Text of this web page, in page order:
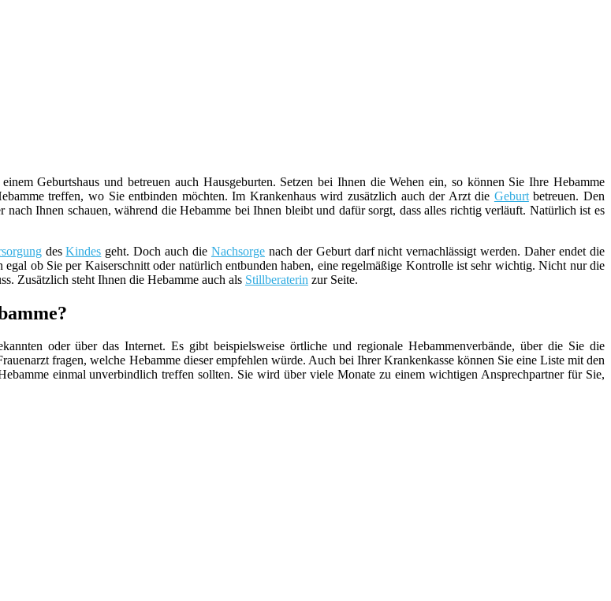
Geburtshaus und betreuen auch Hausgeburten. Setzen bei Ihnen die Wehen ein, so können Sie Ihre Hebamme
treffen, wo Sie entbinden möchten. Im Krankenhaus wird zusätzlich auch der Arzt die Geburtbetreuen. Den
Ihnen schauen, während die Hebamme bei Ihnen bleibt und dafür sorgt, dass alles richtig verläuft. Natürlich ist es
desKindes geht. Doch auch die Nachsorgenach der Geburt darf nicht vernachlässigt werden. Daher endet die
egal ob Sie per Kaiserschnitt oder natürlich entbunden haben, eine regelmäßige Kontrolle ist sehr wichtig. Nicht nur die
Zusätzlich steht Ihnen die Hebamme auch als Stillberaterin zur Seite.
oder über das Internet. Es gibt beispielsweise örtliche und regionale Hebammenverbände, über die Sie die
fragen, welche Hebamme dieser empfehlen würde. Auch bei Ihrer Krankenkasse können Sie eine Liste mit den
einmal unverbindlich treffen sollten. Sie wird über viele Monate zu einem wichtigen Ansprechpartner für Sie,